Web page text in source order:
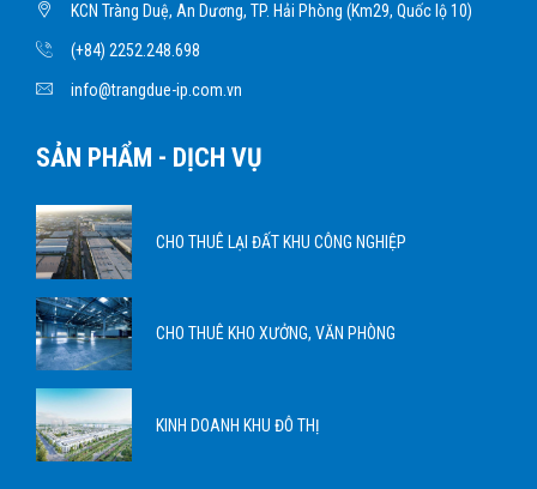
KCN Tràng Duệ, An Dương, TP. Hải Phòng (Km29, Quốc lộ 10)
(+84) 2252.248.698
info@trangdue-ip.com.vn
SẢN PHẨM - DỊCH VỤ
CHO THUÊ LẠI ĐẤT KHU CÔNG NGHIỆP
CHO THUÊ KHO XƯỞNG, VĂN PHÒNG
KINH DOANH KHU ĐÔ THỊ